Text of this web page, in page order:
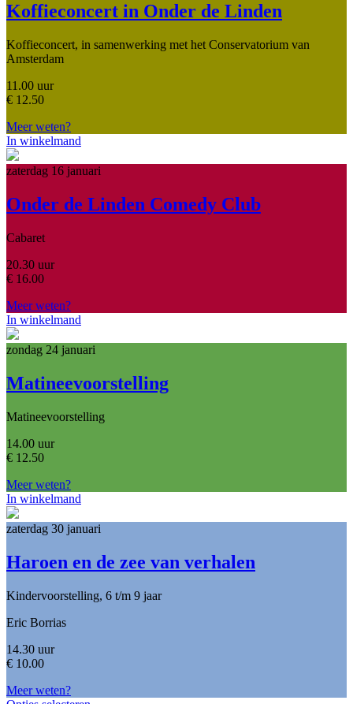
Koffieconcert in Onder de Linden
Koffieconcert, in samenwerking met het Conservatorium van
Amsterdam
11.00 uur
€ 12.50
Meer weten?
In winkelmand
zaterdag 16 januari
Onder de Linden Comedy Club
Cabaret
20.30 uur
€ 16.00
Meer weten?
In winkelmand
zondag 24 januari
Matineevoorstelling
Matineevoorstelling
14.00 uur
€ 12.50
Meer weten?
In winkelmand
zaterdag 30 januari
Haroen en de zee van verhalen
Kindervoorstelling, 6 t/m 9 jaar
Eric Borrias
14.30 uur
€ 10.00
Meer weten?